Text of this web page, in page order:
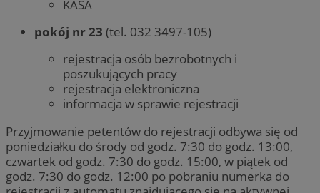
KASA
pokój nr 23 (tel. 032 3497-105)
rejestracja osób bezrobotnych i
poszukujących pracy
rejestracja elektroniczna
informacja w sprawie rejestracji
Przyjmowanie petentów do rejestracji odbywa się od
poniedziałku do środy od godz. 7:30 do godz. 13:00,
czwartek od godz. 7:30 do godz. 15:00, w piątek od
godz. 7:30 do godz. 12:00 po pobraniu numerka do